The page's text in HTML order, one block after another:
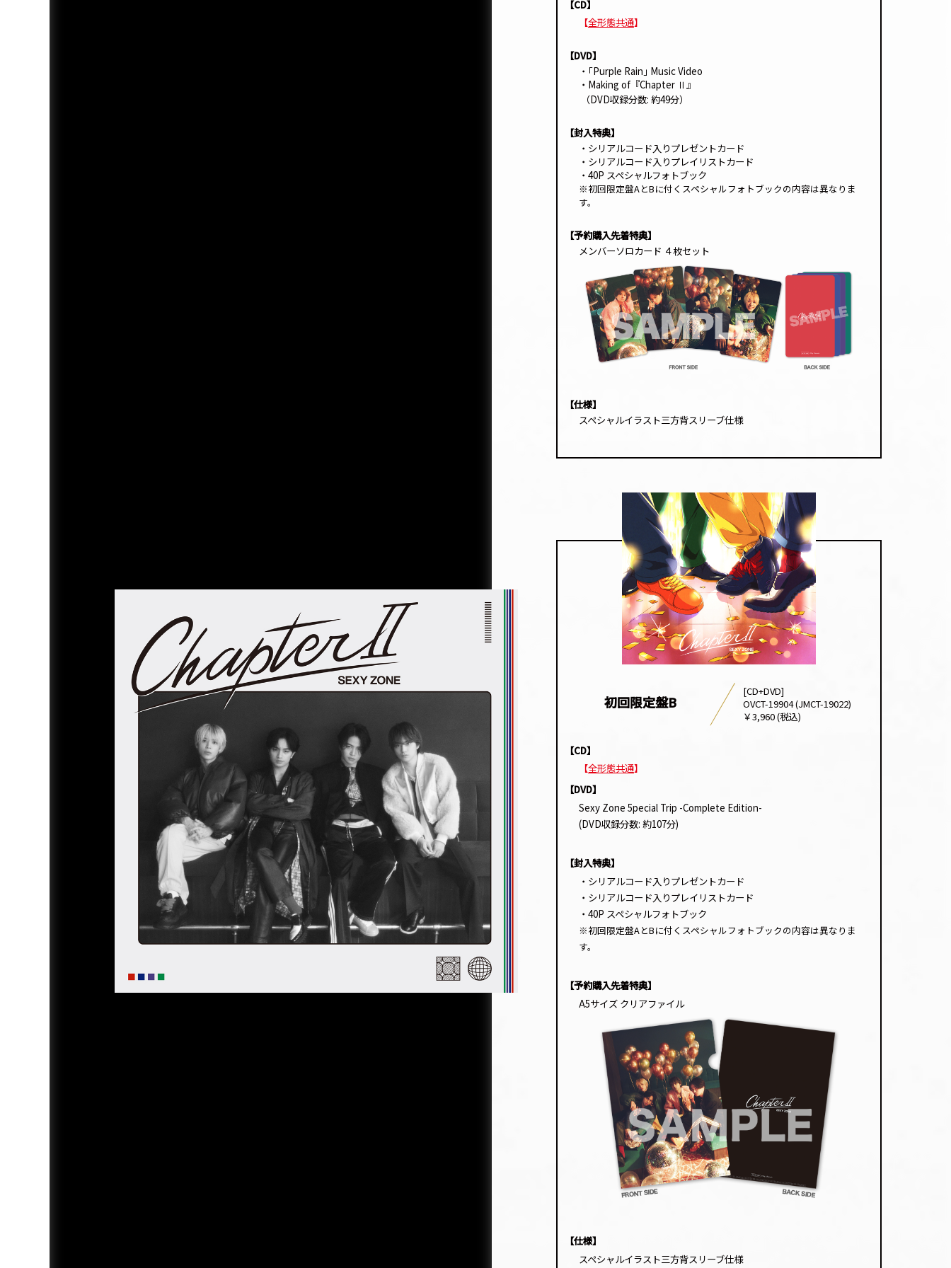
【CD】
【全形態共通】
【DVD】
・｢Purple Rain｣ Music Video
・Making of『Chapter Ⅱ 』
（DVD収録分数: 約49分）
【封入特典】
・シリアルコード入りプレゼントカード
・シリアルコード入りプレイリストカード
・40P スペシャルフォトブック
※初回限定盤AとBに付くスペシャルフォトブックの内容は異なりま
す。
【予約購入先着特典】
メンバーソロカード ４枚セット
【仕様】
スペシャルイラスト三方背スリーブ仕様
初回限定盤B
[CD+DVD]
OVCT-19904 (JMCT-19022)
￥3,960 (税込)
【CD】
【全形態共通】
【DVD】
Sexy Zone 5pecial Trip -Complete Edition-
(DVD収録分数: 約107分)
【封入特典】
・シリアルコード入りプレゼントカード
・シリアルコード入りプレイリストカード
・40P スペシャルフォトブック
※初回限定盤AとBに付くスペシャルフォトブックの内容は異なりま
す。
【予約購入先着特典】
A5サイズ クリアファイル
【仕様】
スペシャルイラスト三方背スリーブ仕様